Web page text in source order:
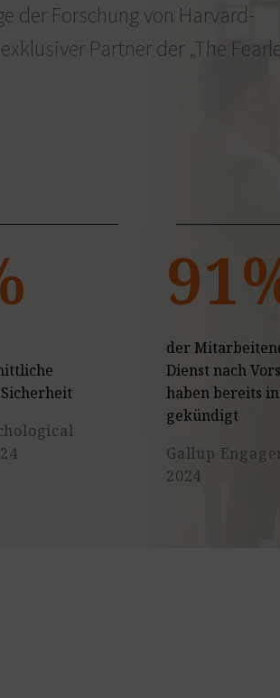
der Forschung von Harvard-
Partner der „The
der
Dienst nach
haben bereits
gekündigt
Gallup
2024